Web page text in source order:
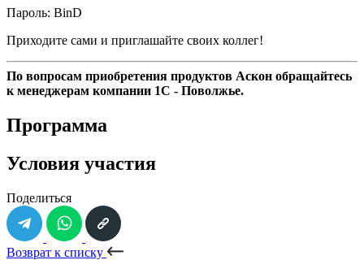
Пароль: BinD
Приходите сами и приглашайте своих коллег!
По вопросам приобретения продуктов Аскон обращайтесь
к менеджерам компании 1С - Поволжье.
Программа
Условия участия
Поделиться
Возврат к списку